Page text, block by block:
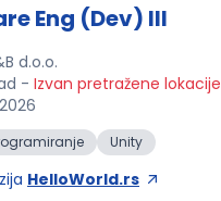
Eng (Dev) III
d.o.o.
- Izvan pretražene lokacije
Unity
HelloWorld.rs